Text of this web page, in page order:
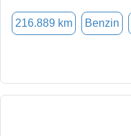
216.889 km Benzin